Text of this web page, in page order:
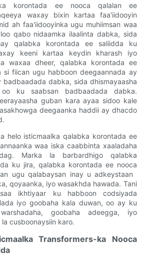
korontada ee nooca qalalan ee
waxay bixin kartaa faa'iidooyin
ah faa'iidooyinka ugu muhiimsan waa
qabo nidaamka ilaalinta dabka, sida
qalabka korontada ee saliidda ku
keeni kartaa keydin kharash iyo
waxaa dheer, qalabka korontada ee
si fiican ugu habboon deegaannada ay
badbaadada dabka, sida dhismayaasha
ku saabsan badbaadada dabka.
guban kara ayaa sidoo kale
deegaanka haddii ay dhacdo
helo isticmaalka qalabka korontada ee
waa iska caabbinta xaaladaha
Marka la barbardhigo qalabka
ku jira, qalabka korontada ee nooca
ugu qalabaysan inay u adkeystaan
qoyaanka, iyo wasakhda hawada. Tani
ikhtiyaar ku habboon codsiyada
iyo goobaha kala duwan, oo ay ku
goobaha adeegga, iyo
cusboonaysiin karo.
Transformers-ka Nooca